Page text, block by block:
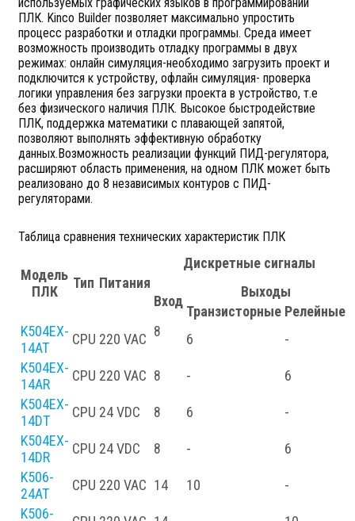
ПЛК. Kinco Builder позволяет максимально упростить
процесс разработки и отладки программы. Среда имеет
возможность производить отладку программы в двух
режимах: онлайн симуляция-необходимо загрузить проект и
подключится к устройству, офлайн симуляция- проверка
логики управления без загрузки проекта в устройство, т.е
без физического наличия ПЛК. Высокое быстродействие
ПЛК, поддержка математики с плавающей запятой,
позволяют выполнять эффективную обработку
данных.Возможность реализации функций ПИД-регулятора,
расширяют область применения, на одном ПЛК может быть
реализовано до 8 независимых контуров с ПИД-
регуляторами.
Таблица сравнения технических характеристик ПЛК
Модель
ПЛК
Тип Питания
Дискретные сигналы
Вход
Выходы
Транзисторные Релейные
K504EX-
14AT
CPU 220 VAC 8 6 -
K504EX-
14AR
CPU 220 VAC 8 - 6
K504EX-
14DT
CPU 24 VDC 8 6 -
K504EX-
14DR
CPU 24 VDC 8 - 6
K506-
24AT
CPU 220 VAC 14 10 -
K506-